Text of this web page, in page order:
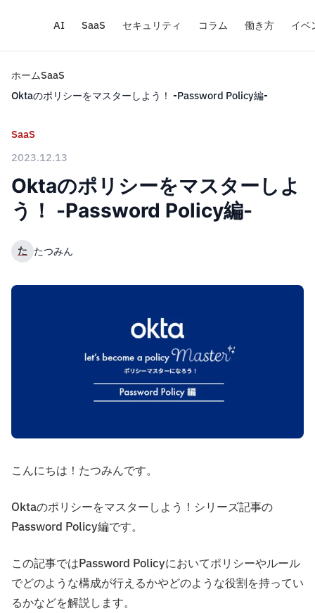
AI SaaS セキュリティ コラム 働き方 イベ
ホームSaaS
Oktaのポリシーをマスターしよう！ -Password Policy編-
SaaS
2023.12.13
Oktaのポリシーをマスターしよ
う！ -Password Policy編-
た たつみん
こんにちは！たつみんです。
Oktaのポリシーをマスターしよう！シリーズ記事の
Password Policy編です。
この記事ではPassword Policyにおいてポリシーやルール
でどのような構成が行えるかやどのような役割を持ってい
るかなどを解説します。